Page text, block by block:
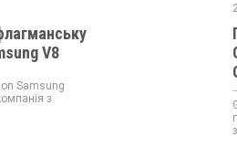
V8
Samsung
з